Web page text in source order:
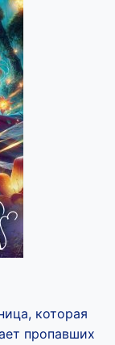
которая
пропавших